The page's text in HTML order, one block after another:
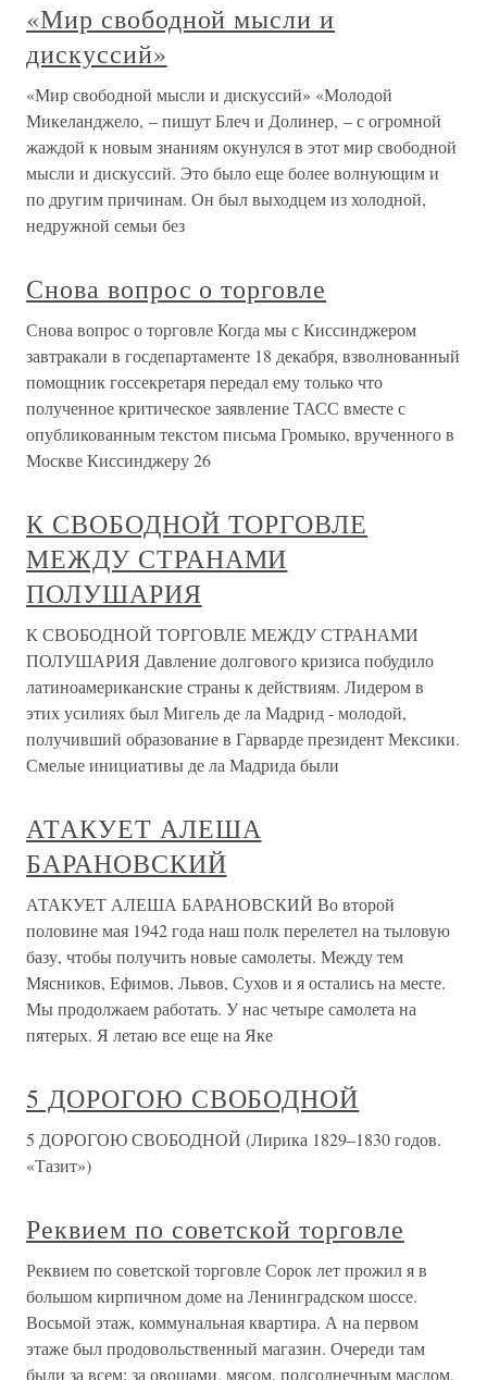
«Мир свободной мысли и
дискуссий»
«Мир свободной мысли и дискуссий» «Молодой
Микеланджело, – пишут Блеч и Долинер, – с огромной
жаждой к новым знаниям окунулся в этот мир свободной
мысли и дискуссий. Это было еще более волнующим и
по другим причинам. Он был выходцем из холодной,
недружной семьи без
Снова вопрос о торговле
Снова вопрос о торговле Когда мы с Киссинджером
завтракали в госдепартаменте 18 декабря, взволнованный
помощник госсекретаря передал ему только что
полученное критическое заявление ТАСС вместе с
опубликованным текстом письма Громыко, врученного в
Москве Киссинджеру 26
К СВОБОДНОЙ ТОРГОВЛЕ
МЕЖДУ СТРАНАМИ
ПОЛУШАРИЯ
К СВОБОДНОЙ ТОРГОВЛЕ МЕЖДУ СТРАНАМИ
ПОЛУШАРИЯ Давление долгового кризиса побудило
латиноамериканские страны к действиям. Лидером в
этих усилиях был Мигель де ла Мадрид - молодой,
получивший образование в Гарварде президент Мексики.
Смелые инициативы де ла Мадрида были
АТАКУЕТ АЛЕША
БАРАНОВСКИЙ
АТАКУЕТ АЛЕША БАРАНОВСКИЙ Во второй
половине мая 1942 года наш полк перелетел на тыловую
базу, чтобы получить новые самолеты. Между тем
Мясников, Ефимов, Львов, Сухов и я остались на месте.
Мы продолжаем работать. У нас четыре самолета на
пятерых. Я летаю все еще на Яке
5 ДОРОГОЮ СВОБОДНОЙ
5 ДОРОГОЮ СВОБОДНОЙ (Лирика 1829–1830 годов.
«Тазит»)
Реквием по советской торговле
Реквием по советской торговле Сорок лет прожил я в
большом кирпичном доме на Ленинградском шоссе.
Восьмой этаж, коммунальная квартира. А на первом
этаже был продовольственный магазин. Очереди там
были за всем: за овощами, мясом, подсолнечным маслом,